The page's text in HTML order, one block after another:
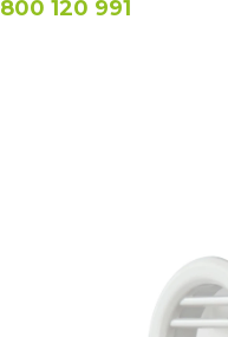
800 120 991